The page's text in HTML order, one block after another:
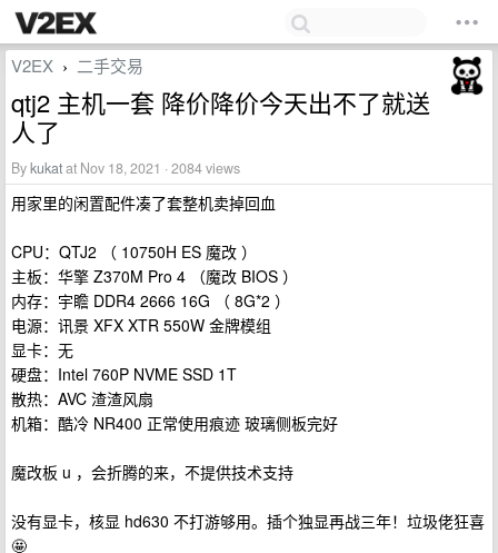
V2EX › 二手交易
qtj2 主机一套 降价降价今天出不了就送
人了
Bykukatat Nov 18, 2021 · 2084 views
用家里的闲置配件凑了套整机卖掉回血
CPU：QTJ2 （ 10750H ES 魔改 ）
主板：华擎 Z370M Pro 4 （魔改 BIOS ）
内存：宇瞻 DDR4 2666 16G （ 8G*2 ）
电源：讯景 XFX XTR 550W 金牌模组
显卡：无
硬盘：Intel 760P NVME SSD 1T
散热：AVC 渣渣风扇
机箱：酷冷 NR400 正常使用痕迹 玻璃侧板完好
魔改板 u ，会折腾的来，不提供技术支持
没有显卡，核显 hd630 不打游够用。插个独显再战三年！垃圾佬狂喜
🤩